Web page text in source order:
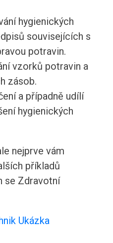
hygienických
souvisejících s
potravin.
vzorků potravin a
zásob.
a případně udílí
hygienických
nejprve vám
příkladů
se Zdravotní
Ukázka